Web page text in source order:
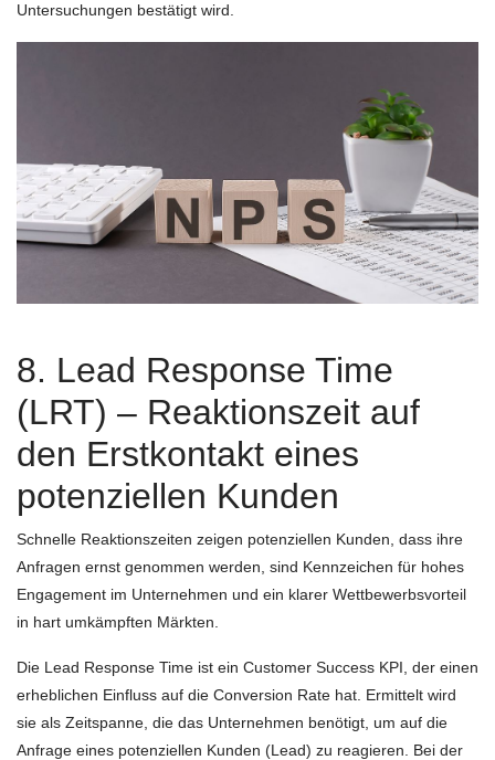
Untersuchungen bestätigt wird.
8. Lead Response Time
(LRT) – Reaktionszeit auf
den Erstkontakt eines
potenziellen Kunden
Schnelle Reaktionszeiten zeigen potenziellen Kunden, dass ihre
Anfragen ernst genommen werden, sind Kennzeichen für hohes
Engagement im Unternehmen und ein klarer Wettbewerbsvorteil
in hart umkämpften Märkten.
Die Lead Response Time ist ein Customer Success KPI, der einen
erheblichen Einfluss auf die Conversion Rate hat. Ermittelt wird
sie als Zeitspanne, die das Unternehmen benötigt, um auf die
Anfrage eines potenziellen Kunden (Lead) zu reagieren. Bei der